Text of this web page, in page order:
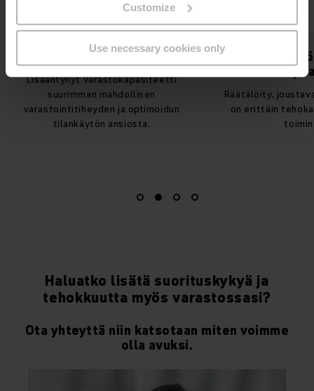
Customize
Use necessary cookies only
Enemmän varastointitilaa
Lisääntynyt varastokapasiteetti
suurimman mahdollisen
varastointitiheyden ja optimoidun
tilankäytön ansiosta.
Räätälöity,
on erittäin
Haluatko lisätä suorituskykyä ja
tehokkuutta myös varastossasi?
Ota yhteyttä niin katsotaan miten voimme
olla avuksi.